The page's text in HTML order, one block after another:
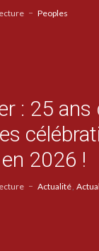
Peoples
: 25 ans
2026 !
Actualité